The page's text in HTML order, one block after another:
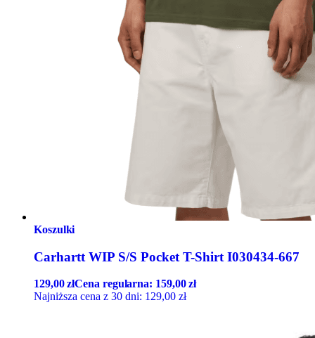
Koszulki
Carhartt WIP S/S Pocket T-Shirt I030434-667
129,00złCena regularna: 159,00zł
Najniższa cena z 30 dni: 129,00 zł